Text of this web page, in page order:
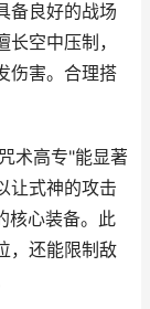
备良好的战场
空中压制，
伤害。合理搭
术高专"能显著
让式神的攻击
核心装备。此
，还能限制敌